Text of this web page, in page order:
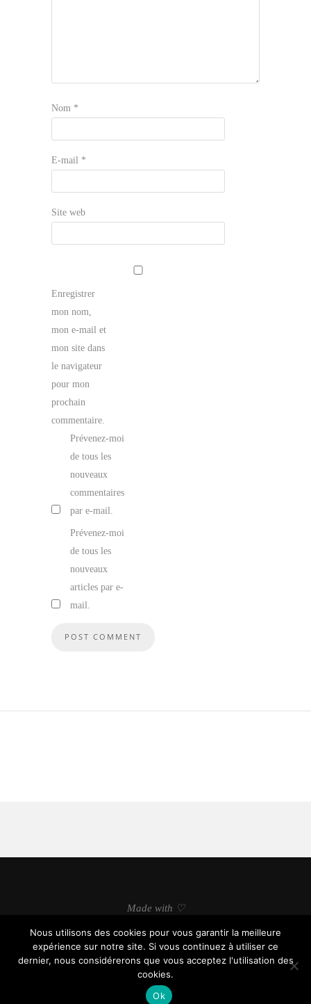
Nom *
E-mail *
Site web
Enregistrer
mon nom,
mon e-mail et
mon site dans
le navigateur
pour mon
prochain
commentaire.
Prévenez-moi
de tous les
nouveaux
commentaires
par e-mail.
Prévenez-moi
de tous les
nouveaux
articles par e-
mail.
Made with ♡
© soyonsfutiles.com, tous droits réservés.
Nous utilisons des cookies pour vous garantir la meilleure
expérience sur notre site. Si vous continuez à utiliser ce
dernier, nous considérerons que vous acceptez l'utilisation des
cookies.
Ok